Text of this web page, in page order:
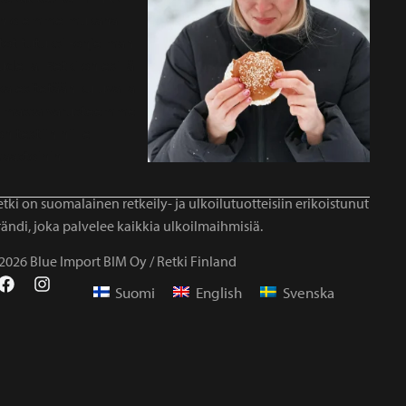
on suomalainen retkeily- ja ulkoilutuotteisiin erikoistunut
joka palvelee kaikkia ulkoilmaihmisiä.
Blue Import BIM Oy / Retki Finland
Suomi English Svenska